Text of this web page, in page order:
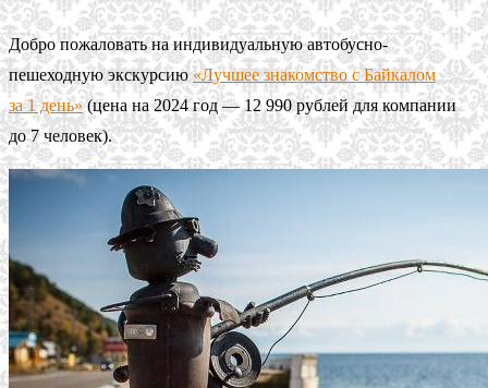
Добро пожаловать на индивидуальную автобусно-
пешеходную экскурсию«Лучшее знакомство с Байкалом
за 1 день»(цена на 2024 год — 12 990 рублей для компании
до 7 человек).